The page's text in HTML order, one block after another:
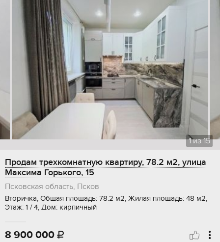
1из15
Продам трехкомнатную квартиру, 78.2 м2, улица
Максима Горького, 15
Псковская область, Псков
Вторичка, Общая площадь: 78.2 м2, Жилая площадь: 48 м2,
Этаж: 1 / 4, Дом: кирпичный
8 900 000 